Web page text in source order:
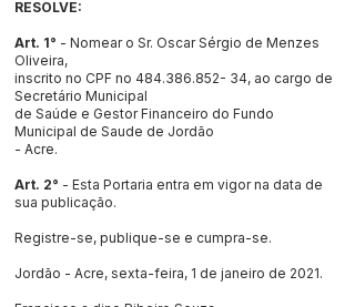
RESOLVE:
Art. 1° - Nomear o Sr. Oscar Sérgio de Menzes
Oliveira,
inscrito no CPF no 484.386.852- 34, ao cargo de
Secretário Municipal
de Saúde e Gestor Financeiro do Fundo
Municipal de Saude de Jordão
- Acre.
Art. 2° - Esta Portaria entra em vigor na data de
sua publicação.
Registre-se, publique-se e cumpra-se.
Jordão - Acre, sexta-feira, 1 de janeiro de 2021.